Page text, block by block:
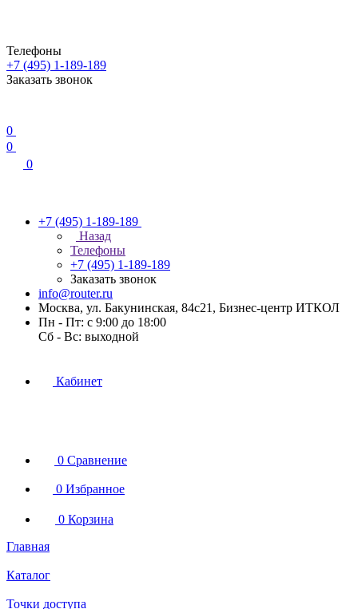
Телефоны
+7 (495) 1-189-189
Заказать звонок
0
0
0
+7 (495) 1-189-189
Назад
Телефоны
+7 (495) 1-189-189
Заказать звонок
info@router.ru
Москва, ул. Бакунинская, 84с21, Бизнес-центр ИТКОЛ
Пн - Пт: с 9:00 до 18:00
Cб - Вс: выходной
Кабинет
0 Сравнение
0 Избранное
0 Корзина
Главная
Каталог
Точки доступа